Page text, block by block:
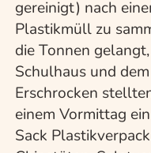
gereinigt) nach
Plastikmüll zu
die Tonnen
Schulhaus und
Erschrocken
einem Vormittag
Sack